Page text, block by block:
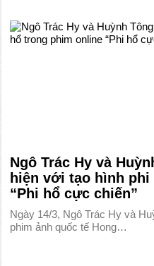
Ngô Trác Hy và
hiện với tạo hình
“Phi hổ cực chiến”
Ngày 14/3, Ngô Trác Hy và
phim ảnh quốc tế Hong…